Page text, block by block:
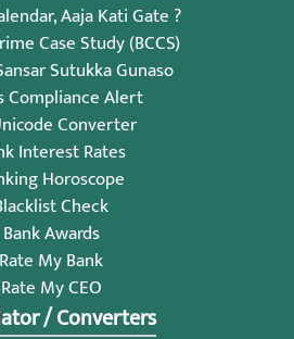
Aaja Kati Gate ?
Case Study (BCCS)
Sutukka Gunaso
Compliance Alert
Converter
Interest Rates
Horoscope
Check
Bank Awards
Rate My Bank
Rate My CEO
/ Converters